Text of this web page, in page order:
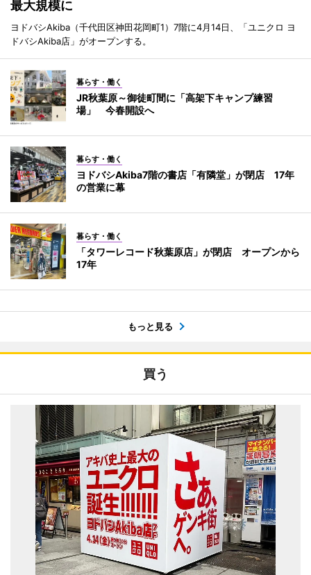
最大規模に
ヨドバシAkiba（千代田区神田花岡町1）7階に4月14日、「ユニクロ ヨ
ドバシAkiba店」がオープンする。
暮らす・働く
JR秋葉原～御徒町間に「高架下キャンプ練習
場」 今春開設へ
暮らす・働く
ヨドバシAkiba7階の書店「有隣堂」が閉店 17年
の営業に幕
暮らす・働く
「タワーレコード秋葉原店」が閉店 オープンから
17年
もっと見る
買う